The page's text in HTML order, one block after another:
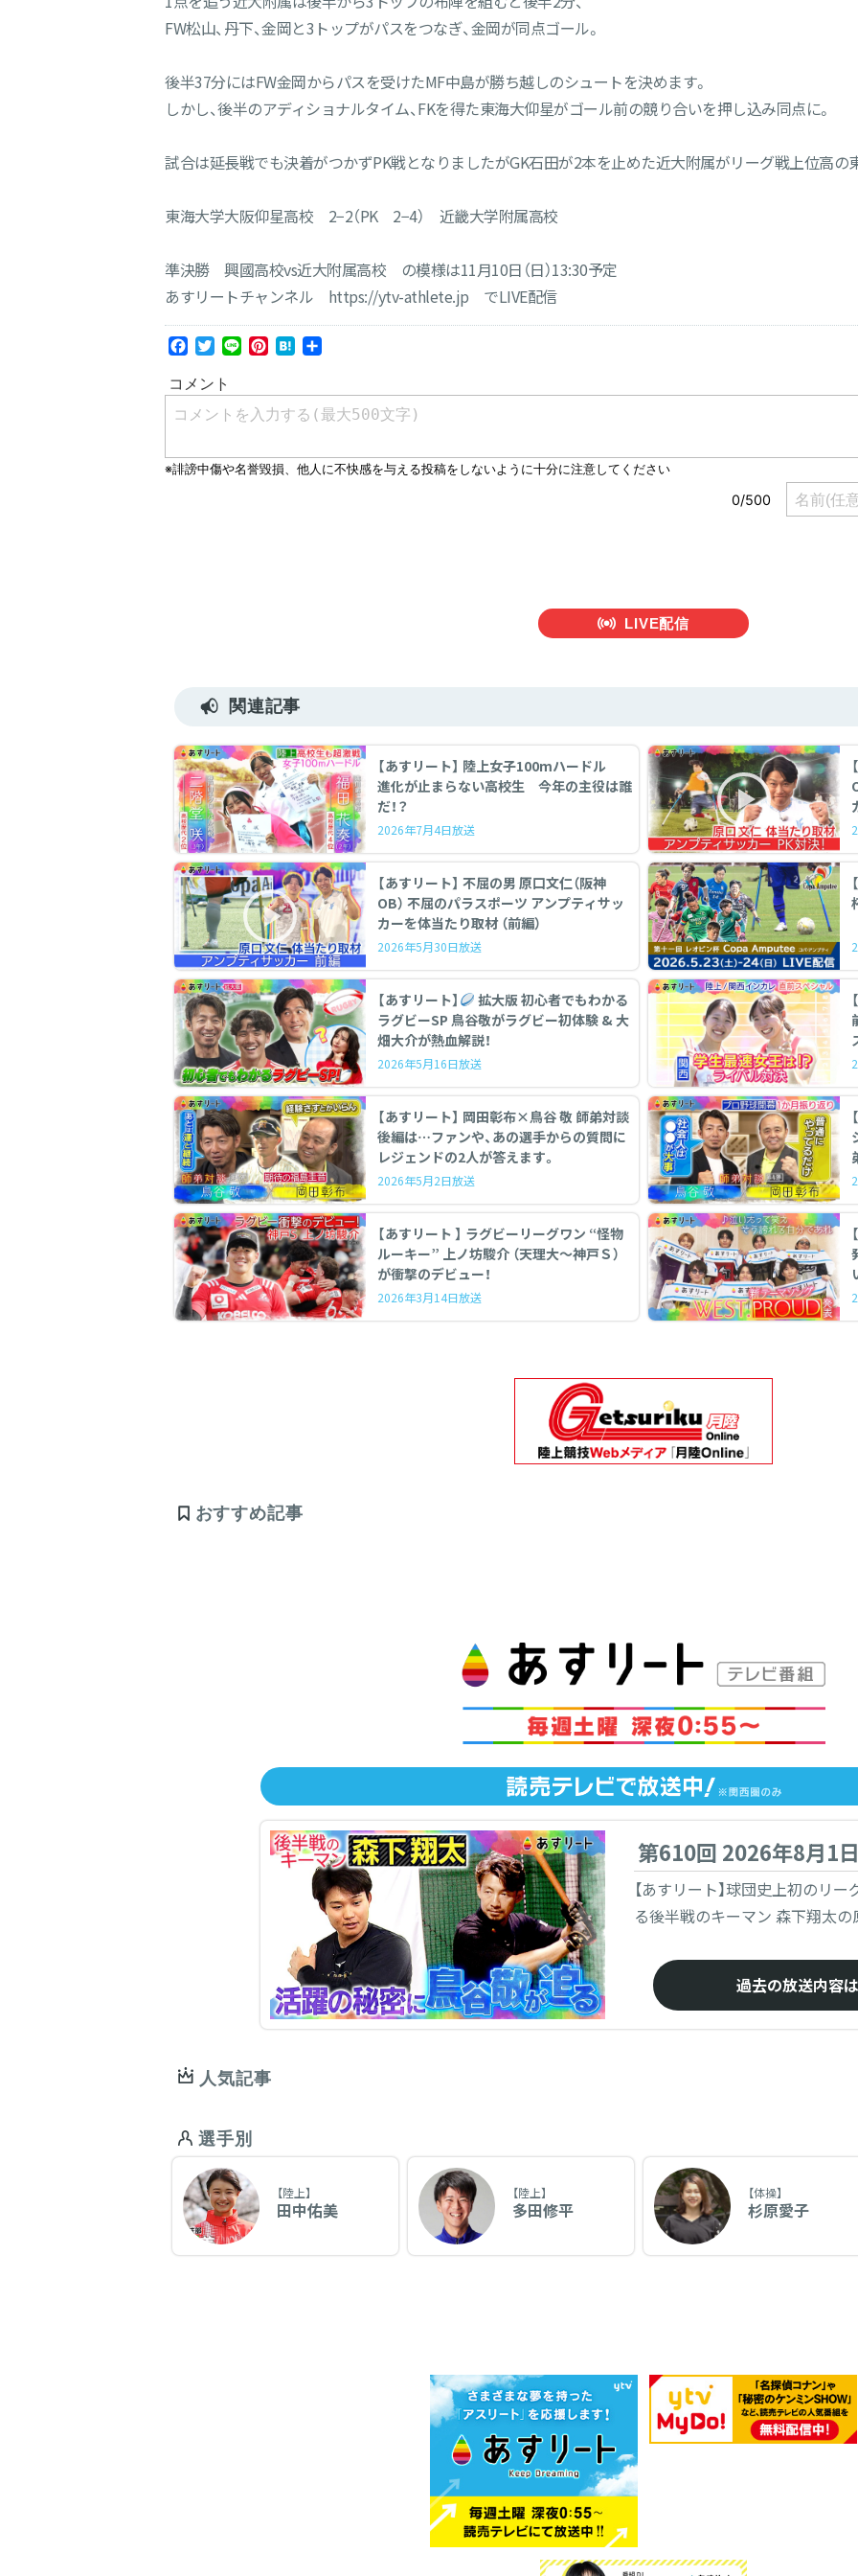
FW松山、丹下、金岡と3トップがパスをつなぎ、金岡が同点ゴール。
後半37分にはFW金岡からパスを受けたMF中島が勝ち越しのシュートを決めます。
しかし、後半のアディショナルタイム、FKを得た東海大仰星がゴール前の競り合いを押し込み同点に。
試合は延長戦でも決着がつかずPK戦となりましたがGK石田が2本を止めた近大附属がリーグ戦上位高の
東海大学大阪仰星高校 2−2（PK 2−4） 近畿大学附属高校
準決勝 興國高校vs近大附属高校 の模様は11月10日（日）13:30予定
あすリートチャンネル https://ytv-athlete.jp でLIVE配信
Facebook
Twitter
LinePinterest
Hatena
LIVE配信
関連記事
【あすリート】 陸上女子100mハードル
進化が止まらない高校生 今年の主役は誰
だ！？
2026年7月4日放送
【あすリート】 不屈の男 原口文仁（阪神
OB） 不屈のパラスポーツ アンプティサッ
カーを体当たり取材 （前編）
2026年5月30日放送
【あすリート】
拡大版 初心者でもわかる
ラグビーSP 鳥谷敬がラグビー初体験 & 大
畑大介が熱血解説！
2026年5月16日放送
【あすリート】 岡田彰布×鳥谷 敬 師弟対談
後編は…ファンや、あの選手からの質問に
レジェンドの2人が答えます。
2026年5月2日放送
【あすリート 】 ラグビーリーグワン “怪物
ルーキー” 上ノ坊駿介 （天理大〜神戸Ｓ）
が衝撃のデビュー！
2026年3月14日放送
おすすめ記事
第610回 2026年8月1
【あすリート】球団史上初のリー
る後半戦のキーマン 森下翔太の
過去の放送内容
人気記事
選手別
【陸上】
田中佑美
【陸上】
多田修平
【体操】
杉原愛子